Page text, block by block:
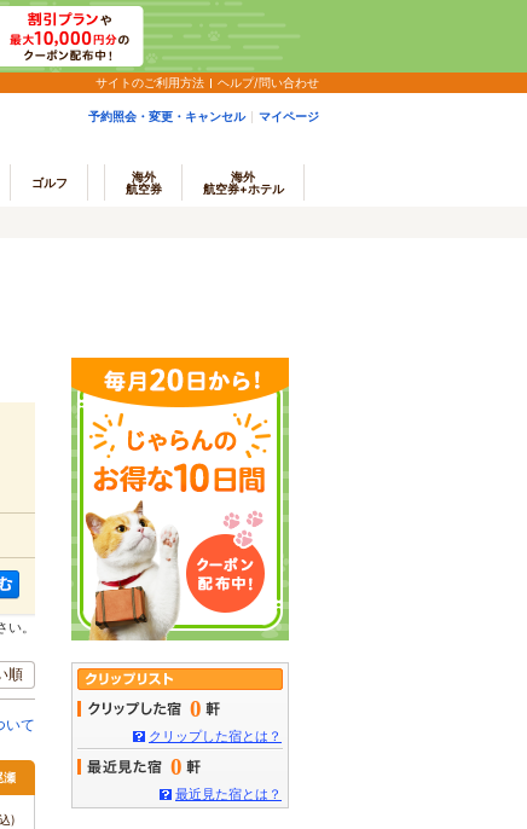
サイトのご利用方法 ヘルプ/問い合わせ
予約照会・変更・キャンセル マイページ
ゴルフ
海外
航空券
海外
航空券+ホテル
。
順
いて
瀬
)
0
クリップした宿とは？
0
最近見た宿とは？